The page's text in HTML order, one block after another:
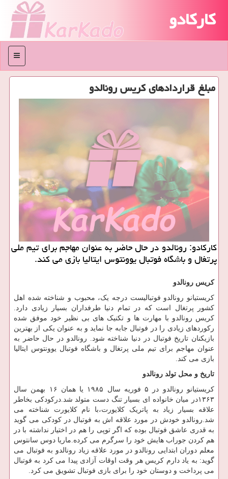
کارکادو
منو
مبلغ قراردادهای كریس رونالدو
كاركادو: رونالدو در حال حاضر به عنوان مهاجم برای تیم ملی
پرتغال و باشگاه فوتبال یوونتوس ایتالیا بازی می كند.
کریس رونالدو
کریستیانو رونالدو فوتبالیست درجه یک، محبوب و شناخته شده اهل
کشور پرتغال است که در تمام دنیا طرفداران بسیار زیادی دارد.
کریس رونالدو با مهارت ها و تکنیک های بی نظیر خود موفق شده
رکوردهای زیادی را در فوتبال جابه جا نماید و به عنوان یکی از بهترین
بازیکنان تاریخ فوتبال در دنیا شناخته شود. رونالدو در حال حاضر به
عنوان مهاجم برای تیم ملی پرتغال و باشگاه فوتبال یوونتوس ایتالیا
بازی می کند.
تاریخ و محل تولد رونالدو
کریستیانو رونالدو در ۵ فوریه سال ۱۹۸۵ یا همان ۱۶ بهمن سال
۱۳۶۳در میان خانواده ای بسیار تنگ دست متولد شد.درکودکی بخاطر
علاقه بسیار زیاد به پاتریک کلایورت،با نام کلایورت شناخته می
شد.رونالدو خودش در مورد علاقه اش به فوتبال در کودکی می گوید
به قدری عاشق فوتبال بوده که اگر توپی را هم در اختیار نداشته با در
هم کردن جوراب هایش خود را سرگرم می کرده.ماریا دوس سانتوس
معلم دوران ابتدایی رونالدو در مورد علاقه زیاد رونالدو به فوتبال می
گوید: به یاد دارم کریس هر وقت اوقات آزادی پیدا می کرد به فوتبال
می پرداخت و دوستان خود را برای بازی فوتبال تشویق می کرد.